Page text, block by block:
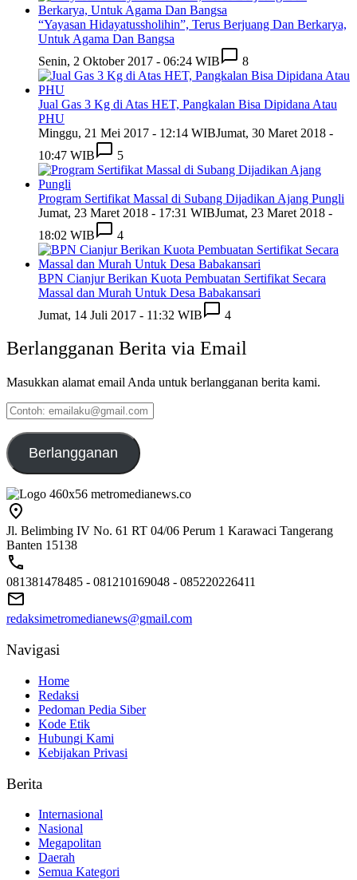
“Yayasan Hidayatussholihin”, Terus Berjuang Dan Berkarya,
Untuk Agama Dan Bangsa
Senin, 2 Oktober 2017 - 06:24 WIB
8
Jual Gas 3 Kg di Atas HET, Pangkalan Bisa Dipidana Atau
PHU
Minggu, 21 Mei 2017 - 12:14 WIBJumat, 30 Maret 2018 -
10:47 WIB
5
Program Sertifikat Massal di Subang Dijadikan Ajang Pungli
Jumat, 23 Maret 2018 - 17:31 WIBJumat, 23 Maret 2018 -
18:02 WIB
4
BPN Cianjur Berikan Kuota Pembuatan Sertifikat Secara
Massal dan Murah Untuk Desa Babakansari
Jumat, 14 Juli 2017 - 11:32 WIB
4
Berlangganan Berita via Email
Masukkan alamat email Anda untuk berlangganan berita kami.
Contoh:
emailaku@gmail.com
Berlangganan
Jl. Belimbing IV No. 61 RT 04/06 Perum 1 Karawaci Tangerang
Banten 15138
081381478485 - 081210169048 - 085220226411
redaksimetromedianews@gmail.com
Navigasi
Home
Redaksi
Pedoman Pedia Siber
Kode Etik
Hubungi Kami
Kebijakan Privasi
Berita
Internasional
Nasional
Megapolitan
Daerah
Semua Kategori